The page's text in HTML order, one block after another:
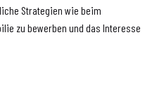
Strategien wie beim
zu bewerben und das Interesse